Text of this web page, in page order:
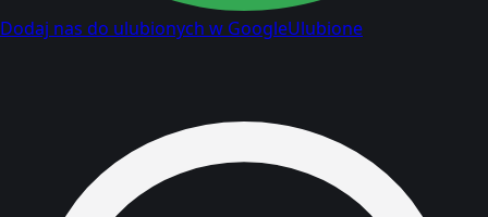
Dodaj nas do ulubionych w GoogleUlubione